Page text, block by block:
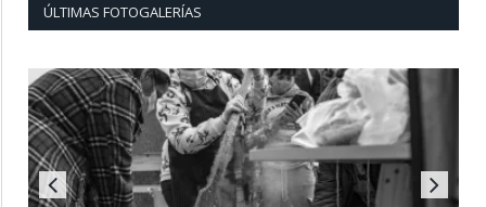
ÚLTIMAS FOTOGALERÍAS